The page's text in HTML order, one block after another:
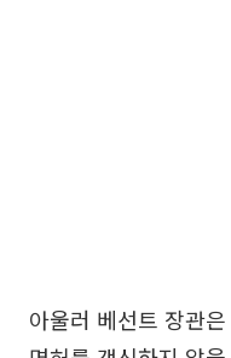
아울러 베선트 장관